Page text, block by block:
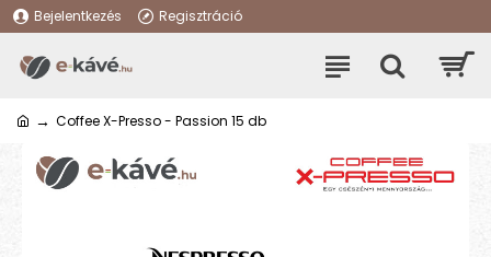
Bejelentkezés Regisztráció
Coffee X-Presso - Passion 15 db